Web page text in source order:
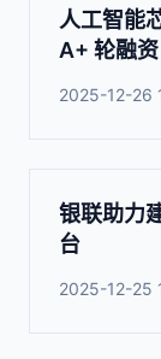
人工智能
A+ 轮融资
2025-12-26
银联助力
台
2025-12-25